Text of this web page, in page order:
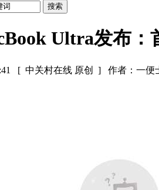
Ultra发布：
[ 中关村在线 原创 ] 作者：一便